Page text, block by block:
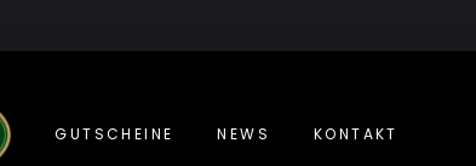
GUTSCHEINE NEWS KONTAKT